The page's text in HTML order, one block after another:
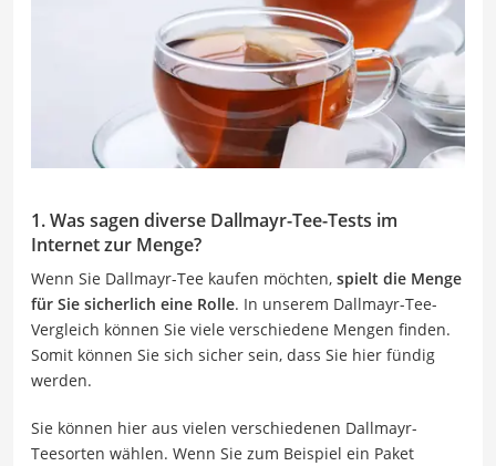
1. Was sagen diverse Dallmayr-Tee-Tests im
Internet zur Menge?
Wenn Sie Dallmayr-Tee kaufen möchten, spielt die Menge
für Sie sicherlich eine Rolle. In unserem Dallmayr-Tee-
Vergleich können Sie viele verschiedene Mengen finden.
Somit können Sie sich sicher sein, dass Sie hier fündig
werden.
Sie können hier aus vielen verschiedenen Dallmayr-
Teesorten wählen. Wenn Sie zum Beispiel ein Paket